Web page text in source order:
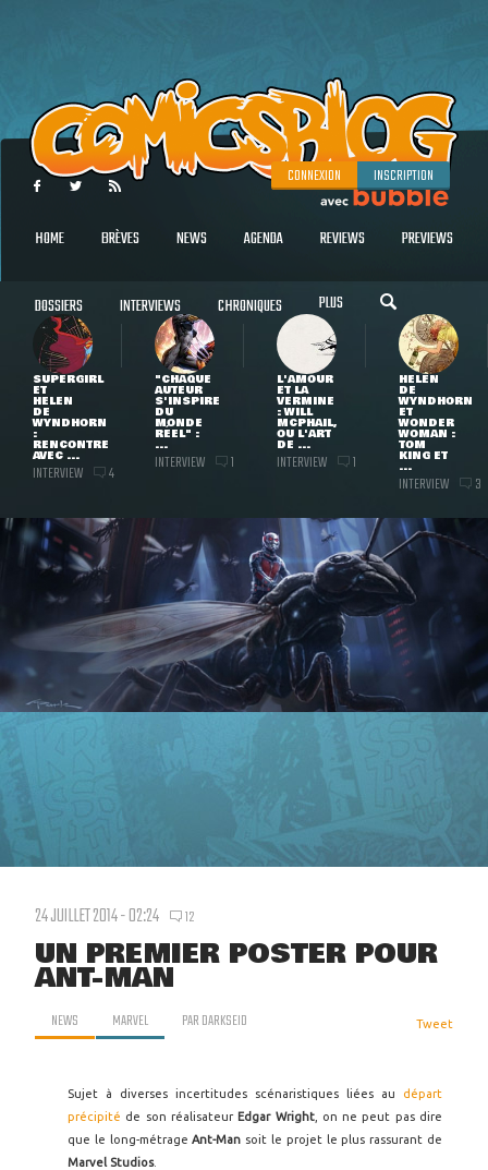
CONNEXION INSCRIPTION
HOME BRÈVES NEWS AGENDA REVIEWS PREVIEWS
DOSSIERS INTERVIEWS CHRONIQUES PLUS
SUPERGIRL
ET
HELEN
DE
WYNDHORN
:
RENCONTRE
AVEC ...
INTERVIEW 4
"CHAQUE
AUTEUR
S'INSPIRE
DU
MONDE
RÉEL" :
...
INTERVIEW 1
L'AMOUR
ET LA
VERMINE
: WILL
MCPHAIL,
OU L'ART
DE ...
INTERVIEW 1
HELEN
DE
WYNDHORN
ET
WONDER
WOMAN :
TOM
KING ET
...
INTERVIEW 3
24 JUILLET 2014 - 02:24 12
UN PREMIER POSTER POUR
ANT-MAN
NEWS MARVEL PARDARKSEID Tweet
Sujet à diverses incertitudes scénaristiques liées au départ
précipité de son réalisateur Edgar Wright, on ne peut pas dire
que le long-métrageAnt-Man soit le projet le plus rassurant de
Marvel Studios.